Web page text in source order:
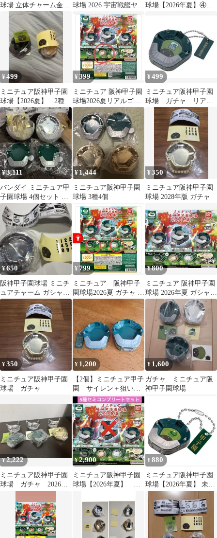
球場 立体チャーム金、
球場 2026 宇宙戦艦ヤマ
ト
球場【2026年夏】④球
¥499
ミニチュア阪神甲子園
球場【2026夏】 2種
¥ 399
ミニチュア 阪神甲子園
球場2026夏リアルゴー
ルドチャーム ガシャポ
ン
¥499
ミニチュア阪神甲子園
球場 ガチャ リアル
阪神甲子園球場チャー
ム ノーマルVer.
¥3,111
バンダイ ミニチュア甲
子園球場 4個セット ②
と③とシルバー➕ゴー
ルドの甲子園
¥ 1,444
ミニチュア阪神甲子園
球場 3種4個
¥350
ミニチュア阪神甲子園
球場 2028年版 ガチャ
¥650
阪神甲子園球場 ミニチ
ュアチャーム ガシャポ
ン
¥ 799
ミニチュア 阪神甲子
園球場2026夏 ガチャ 2
点セット
¥800
ミニチュア 阪神甲子園
球場 2026年夏 ガシャポ
ン
¥350
ミニチュア阪神甲子園
球場 ガチャ
¥ 1,200
【2個】ミニチュア甲子
園 サイレン＋狙いう
ち キーホルダー 阪
神タイガース 森下
¥ 1,600
ガチャ ミニチュア阪
神甲子園球場
¥2,222
ミニチュア阪神甲子園
球場 ガチャ 2026年
¥2,900
ミニチュア阪神甲子園
球場【2026年夏】 ガ
¥ 880
ミニチュア阪神甲子園
球場【2026年夏】 未開
封 チャームノーマル
ver